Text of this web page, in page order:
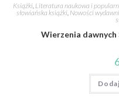
Książki Literatura naukowa i
słowiańska książki, Nowości
Wierzenia dawnych